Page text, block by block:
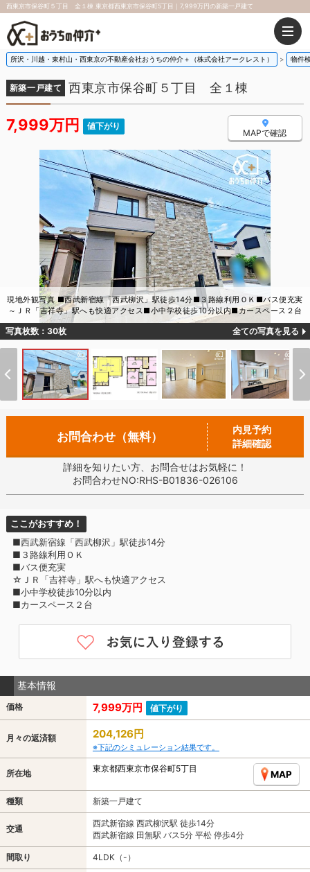
西東京市保谷町５丁目 全１棟 東京都西東京市保谷町5丁目｜7,999万円の新築一戸建て
所沢・川越・東村山・西東京の不動産会社おうちの仲介＋（株式会社アークレスト） 物件
新築一戸建て 西東京市保谷町５丁目 全１棟
7,999万円 値下がり
MAPで確認
現地外観写真 ■西武新宿線「西武柳沢」駅徒歩14分■３路線利用ＯＫ■バス便充実
～ＪＲ「吉祥寺」駅へも快適アクセス■小中学校徒歩10分以内■カースペース２台
写真枚数：30枚 全ての写真を見る
お問合わせ（無料）
内見予約
詳細確認
詳細を知りたい方、お問合せはお気軽に！
お問合わせNO:RHS-B01836-026106
ここがおすすめ！
■西武新宿線「西武柳沢」駅徒歩14分
■３路線利用ＯＫ
■バス便充実
☆ＪＲ「吉祥寺」駅へも快適アクセス
■小中学校徒歩10分以内
■カースペース２台
基本情報
価格 7,999万円 値下がり
月々の返済額 204,126円
※下記のシミュレーション結果です。
所在地 東京都西東京市保谷町5丁目
MAP
種類 新築一戸建て
交通
西武新宿線 西武柳沢駅 徒歩14分
西武新宿線 田無駅 バス5分 平松 停歩4分
間取り 4LDK（-）